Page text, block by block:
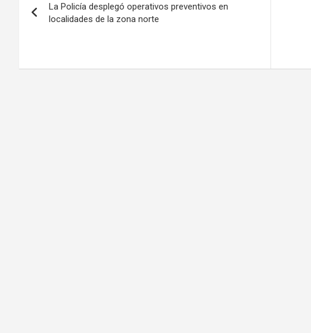
de
La Policía desplegó operativos preventivos en
localidades de la zona norte